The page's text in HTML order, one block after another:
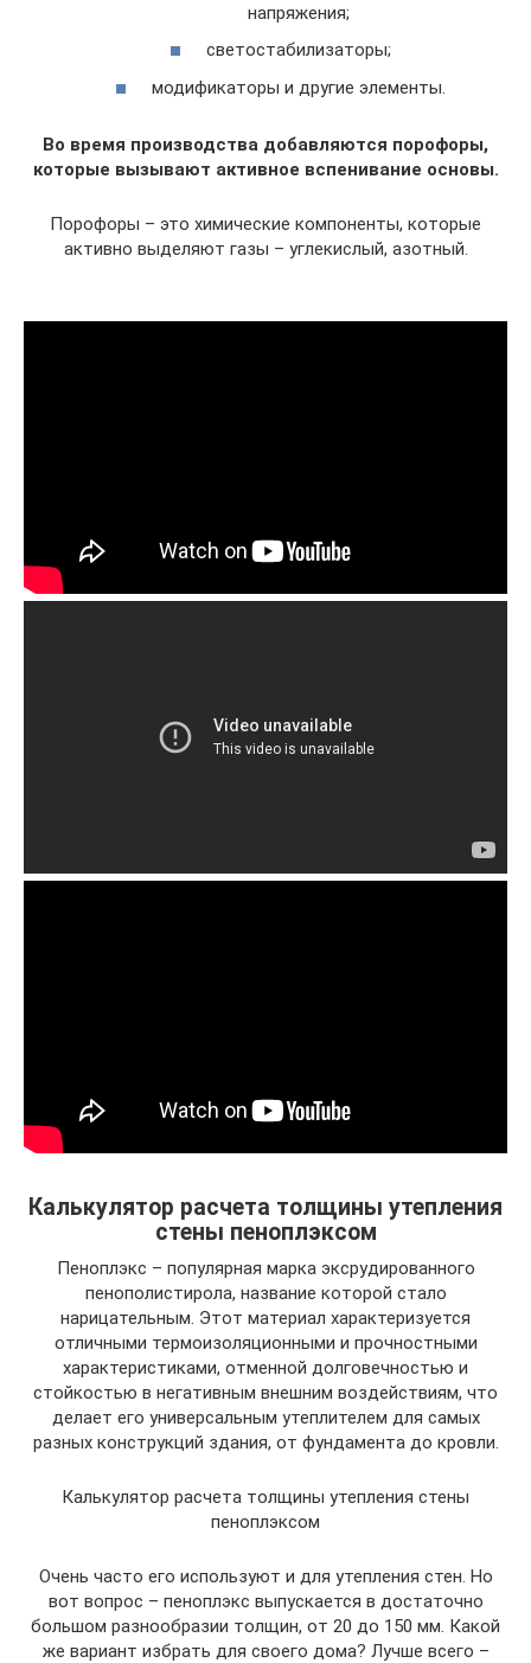
напряжения;
светостабилизаторы;
модификаторы и другие элементы.
Во время производства добавляются порофоры,
которые вызывают активное вспенивание основы.
Порофоры – это химические компоненты, которые
активно выделяют газы – углекислый, азотный.
Калькулятор расчета толщины утепления
стены пеноплэксом
Пеноплэкс – популярная марка эксрудированного
пенополистирола, название которой стало
нарицательным. Этот материал характеризуется
отличными термоизоляционными и прочностными
характеристиками, отменной долговечностью и
стойкостью в негативным внешним воздействиям, что
делает его универсальным утеплителем для самых
разных конструкций здания, от фундамента до кровли.
Калькулятор расчета толщины утепления стены
пеноплэксом
Очень часто его используют и для утепления стен. Но
вот вопрос – пеноплэкс выпускается в достаточно
большом разнообразии толщин, от 20 до 150 мм. Какой
же вариант избрать для своего дома? Лучше всего –